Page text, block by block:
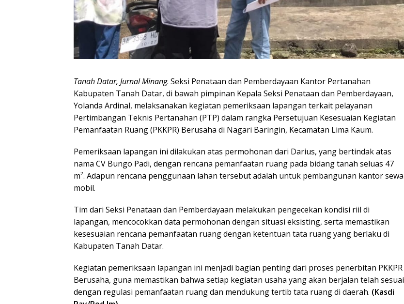
Tanah Datar, Jurnal Minang. Seksi Penataan dan Pemberdayaan Kantor Pertanahan
Kabupaten Tanah Datar, di bawah pimpinan Kepala Seksi Penataan dan Pemberdayaan,
Yolanda Ardinal, melaksanakan kegiatan pemeriksaan lapangan terkait pelayanan
Pertimbangan Teknis Pertanahan (PTP) dalam rangka Persetujuan Kesesuaian Kegiatan
Pemanfaatan Ruang (PKKPR) Berusaha di Nagari Baringin, Kecamatan Lima Kaum.
Pemeriksaan lapangan ini dilakukan atas permohonan dari Darius, yang bertindak atas
nama CV Bungo Padi, dengan rencana pemanfaatan ruang pada bidang tanah seluas 47
m². Adapun rencana penggunaan lahan tersebut adalah untuk pembangunan kantor sewa
mobil.
Tim dari Seksi Penataan dan Pemberdayaan melakukan pengecekan kondisi riil di
lapangan, mencocokkan data permohonan dengan situasi eksisting, serta memastikan
kesesuaian rencana pemanfaatan ruang dengan ketentuan tata ruang yang berlaku di
Kabupaten Tanah Datar.
Kegiatan pemeriksaan lapangan ini menjadi bagian penting dari proses penerbitan PKKPR
Berusaha, guna memastikan bahwa setiap kegiatan usaha yang akan berjalan telah sesuai
dengan regulasi pemanfaatan ruang dan mendukung tertib tata ruang di daerah. (Kasdi